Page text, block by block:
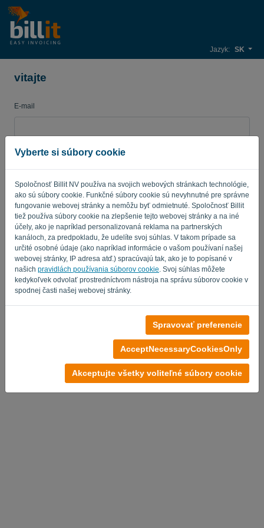
Vyberte si súbory cookie
Spoločnosť Billit NV používa na svojich webových stránkach technológie,
ako sú súbory cookie. Funkčné súbory cookie sú nevyhnutné pre správne
fungovanie webovej stránky a nemôžu byť odmietnuté. Spoločnosť Billit
tiež používa súbory cookie na zlepšenie tejto webovej stránky a na iné
účely, ako je napríklad personalizovaná reklama na partnerských
kanáloch, za predpokladu, že udelíte svoj súhlas. V takom prípade sa
určité osobné údaje (ako napríklad informácie o vašom používaní našej
webovej stránky, IP adresa atď.) spracúvajú tak, ako je to popísané v
našich pravidlách používania súborov cookie . Svoj súhlas môžete
kedykoľvek odvolať prostredníctvom nástroja na správu súborov cookie v
spodnej časti našej webovej stránky.
Spravovať preferencie
AcceptNecessaryCookiesOnly
Akceptujte všetky voliteľné súbory cookie
Jazyk: SK
vitajte
E-mail
Heslo
Pripomínajte mi Zabudnuté heslo?
PRIHLÁSIŤ SA
Vyskúšajte teraz zadarmo
Zásady ochrany osobných údajov-Obchodné podmienky